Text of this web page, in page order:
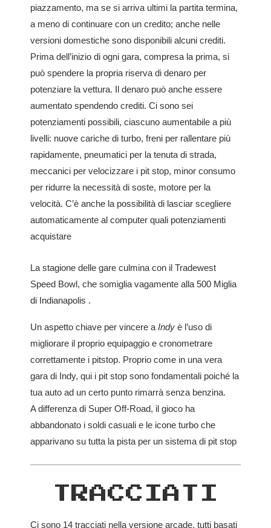
piazzamento, ma se si arriva ultimi la partita termina,
a meno di continuare con un credito; anche nelle
versioni domestiche sono disponibili alcuni crediti.
Prima dell’inizio di ogni gara, compresa la prima, si
può spendere la propria riserva di denaro per
potenziare la vettura. Il denaro può anche essere
aumentato spendendo crediti. Ci sono sei
potenziamenti possibili, ciascuno aumentabile a più
livelli: nuove cariche di turbo, freni per rallentare più
rapidamente, pneumatici per la tenuta di strada,
meccanici per velocizzare i pit stop, minor consumo
per ridurre la necessità di soste, motore per la
velocità. C’è anche la possibilità di lasciar scegliere
automaticamente al computer quali potenziamenti
acquistare
La stagione delle gare culmina con il Tradewest
Speed Bowl, che somiglia vagamente alla 500 Miglia
di Indianapolis .
Un aspetto chiave per vincere a Indy è l’uso di
migliorare il proprio equipaggio e cronometrare
correttamente i pitstop. Proprio come in una vera
gara di Indy, qui i pit stop sono fondamentali poiché la
tua auto ad un certo punto rimarrà senza benzina.
A differenza di Super Off-Road, il gioco ha
abbandonato i soldi casuali e le icone turbo che
apparivano su tutta la pista per un sistema di pit stop
TRACCIATI
Ci sono 14 tracciati nella versione arcade, tutti basati